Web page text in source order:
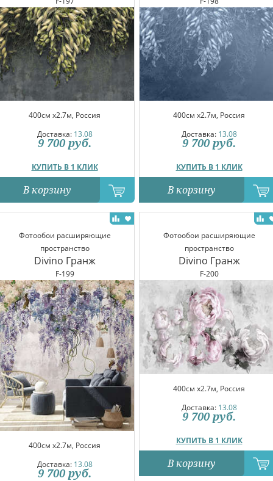
400см x2.7м, Россия
Доставка: 13.08
КУПИТЬ В 1 КЛИК
9 700 руб.
В корзину
400см x2.7м, Россия
Доставка: 13.08
КУПИТЬ В 1 КЛИК
9 700 руб.
В корзину
Фотообои расширяющие
пространство
Divino Гранж
F-199
400см x2.7м, Россия
Доставка: 13.08
9 700 руб.
Фотообои расширяющие
пространство
Divino Гранж
F-200
400см x2.7м, Россия
Доставка: 13.08
КУПИТЬ В 1 КЛИК
9 700 руб.
В корзину